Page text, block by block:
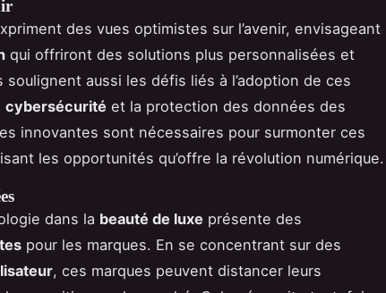
des vues optimistes sur l’avenir, envisageant
qui offriront des solutions plus personnalisées et
aussi les défis liés à l’adoption de ces
cybersécurité et la protection des données des
innovantes sont nécessaires pour surmonter ces
les opportunités qu’offre la révolution numérique.
dans la beauté de luxe présente des
pour les marques. En se concentrant sur des
, ces marques peuvent distancer leurs